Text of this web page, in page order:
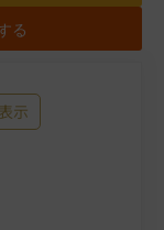
る
示